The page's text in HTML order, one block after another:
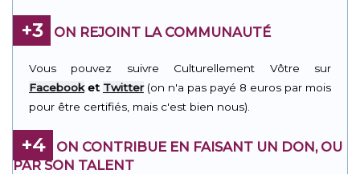
+3 ON REJOINT LA COMMUNAUTÉ
Vous pouvez suivre Culturellement Vôtre sur
Facebooket Twitter(on n'a pas payé 8 euros par mois
pour être certifiés, mais c'est bien nous).
+4
ON CONTRIBUE EN FAISANT UN DON, OU
PAR SON TALENT